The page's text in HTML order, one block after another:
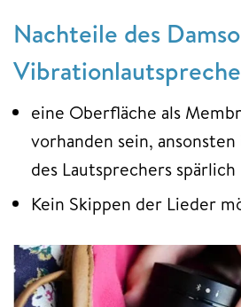
Nachteile des
eine Oberfläche als
vorhanden sein,
des Lautsprechers spärlich
Kein Skippen der Lieder